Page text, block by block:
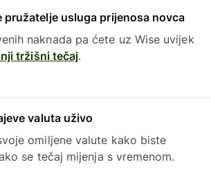
pružatelje usluga prijenosa novca
naknada pa ćete uz Wise uvijek
tržišni tečaj.
valuta uživo
omiljene valute kako biste
se tečaj mijenja s vremenom.